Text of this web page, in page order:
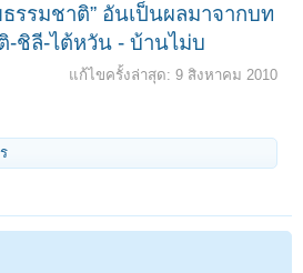
รรมชาติ” อันเป็นผลมาจากบท
-ชิลี-ไต้หวัน - บ้านไม่บ
แก้ไขครั้งล่าสุด: 9 สิงหาคม 2010